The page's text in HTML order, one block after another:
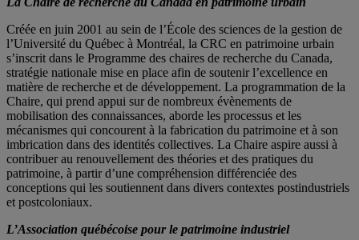
Créée en juin 2001 au sein de l’École des sciences de la gestion de
l’Université du Québec à Montréal, la CRC en patrimoine urbain
s’inscrit dans le Programme des chaires de recherche du Canada,
stratégie nationale mise en place afin de soutenir l’excellence en
matière de recherche et de développement. La programmation de la
Chaire, qui prend appui sur de nombreux évènements de
mobilisation des connaissances, aborde les processus et les
mécanismes qui concourent à la fabrication du patrimoine et à son
imbrication dans des identités collectives. La Chaire aspire aussi à
contribuer au renouvellement des théories et des pratiques du
patrimoine, à partir d’une compréhension différenciée des
conceptions qui les soutiennent dans divers contextes postindustriels
et postcoloniaux.
L’Association québécoise pour le patrimoine industriel